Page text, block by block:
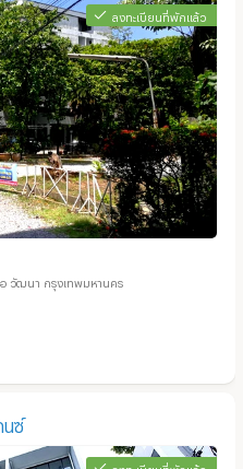
ลงทะเบียนที่พักแล้ว
วัฒนา กรุงเทพมหานคร
นซ์